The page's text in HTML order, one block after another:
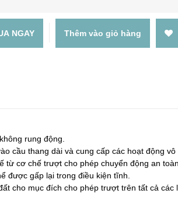
NGAY
rung động.
cầu thang dài và cung cấp các hoạt động
từ cơ chế trượt cho phép chuyển động an
được gấp lại trong điều kiện tĩnh.
cho mục đích cho phép trượt trên tất cả